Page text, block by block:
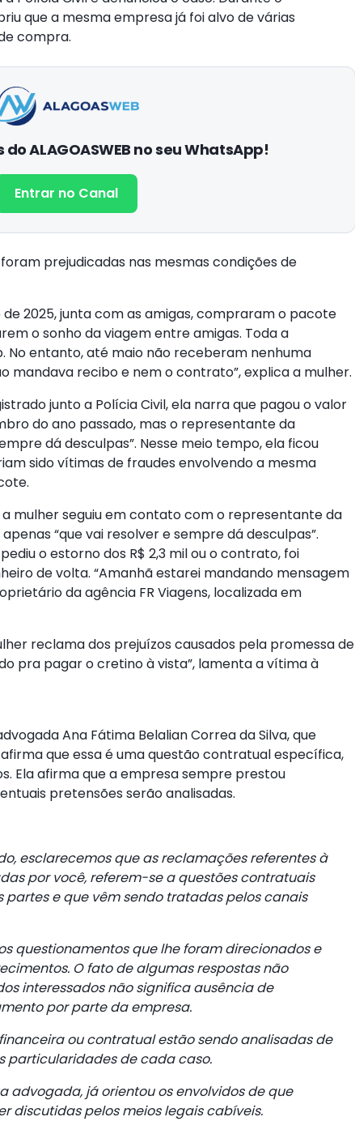
que a mesma empresa já foi alvo de várias
compra.
ALAGOASWEB no seu WhatsApp!
Entrar no Canal
prejudicadas nas mesmas condições de
2025, junta com as amigas, compraram o pacote
o sonho da viagem entre amigas. Toda a
No entanto, até maio não receberam nenhuma
mandava recibo e nem o contrato”, explica a mulher.
junto a Polícia Civil, ela narra que pagou o valor
do ano passado, mas o representante da
dá desculpas”. Nesse meio tempo, ela ficou
sido vítimas de fraudes envolvendo a mesma
mulher seguiu em contato com o representante da
“que vai resolver e sempre dá desculpas”.
o estorno dos R$ 2,3 mil ou o contrato, foi
de volta. “Amanhã estarei mandando mensagem
da agência FR Viagens, localizada em
reclama dos prejuízos causados pela promessa de
pra pagar o cretino à vista”, lamenta a vítima à
Ana Fátima Belalian Correa da Silva, que
que essa é uma questão contratual específica,
Ela afirma que a empresa sempre prestou
pretensões serão analisadas.
esclarecemos que as reclamações referentes à
por você, referem-se a questões contratuais
e que vêm sendo tratadas pelos canais
questionamentos que lhe foram direcionados e
O fato de algumas respostas não
interessados não significa ausência de
por parte da empresa.
ou contratual estão sendo analisadas de
particularidades de cada caso.
advogada, já orientou os envolvidos de que
discutidas pelos meios legais cabíveis.